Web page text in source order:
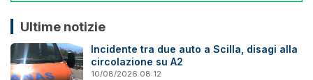
Ultime notizie
Incidente tra due auto a Scilla, disagi alla
circolazione su A2
10/08/2026 08:12